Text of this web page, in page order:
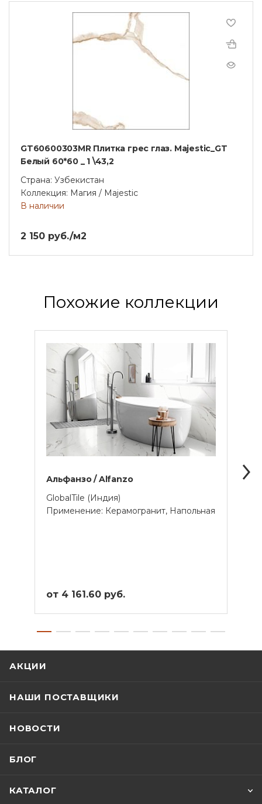
GT60600303MR Плитка грес глаз. Majestic_GT
Белый 60*60 _ 1 \43,2
Страна: Узбекистан
Коллекция: Магия / Majestic
В наличии
2 150 руб./м2
Похожие коллекции
Альфанзо / Alfanzo
GlobalTile (Индия)
Применение: Керамогранит, Напольная
от 4 161.60 руб.
АКЦИИ
НАШИ ПОСТАВЩИКИ
НОВОСТИ
БЛОГ
КАТАЛОГ